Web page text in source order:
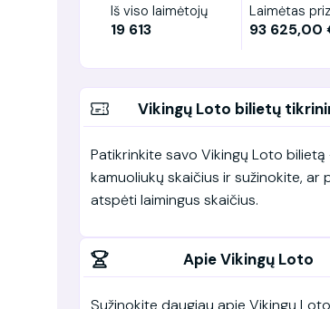
Iš viso laimėtojų
19 613
Laimėtas
93 625,00
Vikingų Loto bilietų
Patikrinkite savo Vikingų Loto bilietą
kamuoliukų skaičius ir sužinokite, ar
atspėti laimingus skaičius.
Apie Vikingų Loto
Sužinokite daugiau apie Vikingų